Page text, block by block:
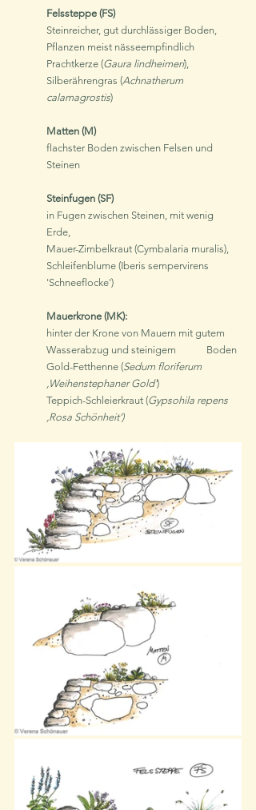
Felssteppe (FS)
Steinreicher, gut durchlässiger Boden,
Pflanzen meist nässeempfindlich
Prachtkerze (Gaura lindheimeri),
Silberährengras (Achnatherum
calamagrostis)
Matten (M)
flachster Boden zwischen Felsen und
Steinen
Steinfugen (SF)
in Fugen zwischen Steinen, mit wenig
Erde,
Mauer-Zimbelkraut (Cymbalaria muralis),
Schleifenblume (Iberis sempervirens
'Schneeflocke')
Mauerkrone (MK):
hinter der Krone von Mauern mit gutem
Wasserabzug und steinigem	Boden
Gold-Fetthenne (Sedum floriferum
‚Weihenstephaner Gold‘)
Teppich-Schleierkraut (Gypsohila repens
‚Rosa Schönheit‘)